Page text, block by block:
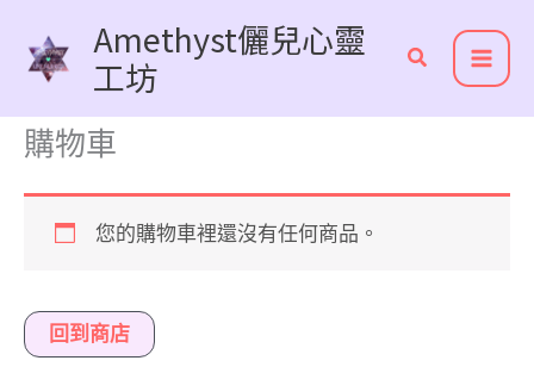
要
Amethyst儷兒心靈
工坊
購物車
您的購物車裡還沒有任何商品。
回到商店